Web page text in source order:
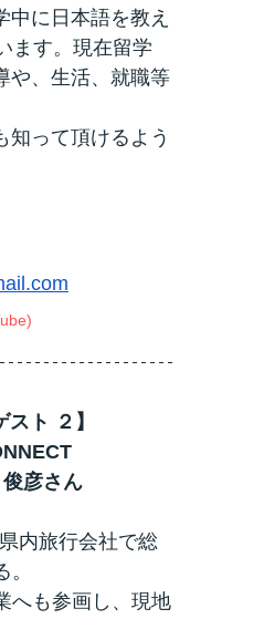
に日本語を教え
ます。現在留学
や、生活、就職等
って頂けるよう
スト ２】
彦さん
内旅行会社で総
へも参画し、現地